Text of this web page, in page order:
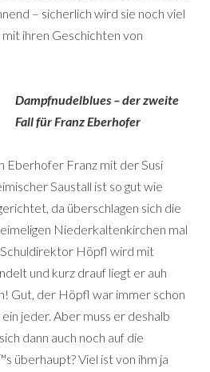
– sicherlich wird sie noch viel
ihren Geschichten von
Dampfnudelblues – der zweite
Fall für Franz Eberhofer
Eberhofer Franz mit der Susi
Saustall ist so gut wie
da überschlagen sich die
Niederkaltenkirchen mal
Höpfl wird mit
und kurz drauf liegt er auh
Gut, der Höpfl war immer schon
jeder. Aber muss er deshalb
dann auch noch auf die
überhaupt? Viel ist von ihm ja